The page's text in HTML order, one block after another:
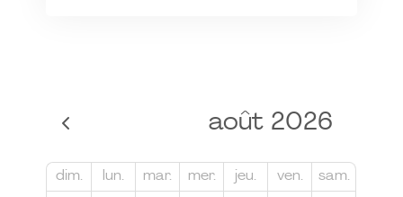
août 2026
dim. lun. mar. mer. jeu. ven. sam.